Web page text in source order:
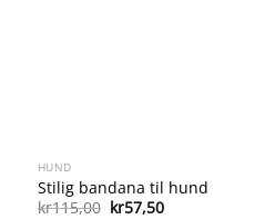
HUND
Stilig bandana til hund
kr115,00 Opprinnelig
kr57,50Nåværende